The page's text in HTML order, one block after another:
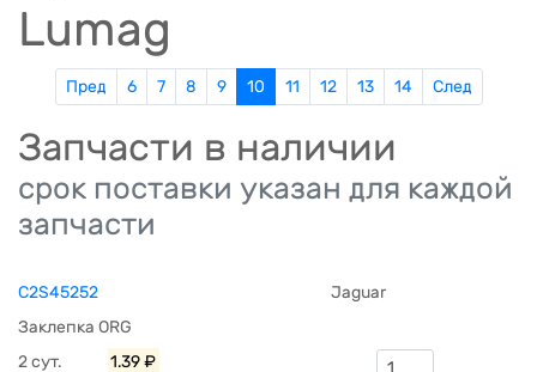
Lumag
Пред 6 7 8 9 10 11 12 13 14 След
Запчасти в наличии
срок поставки указан для каждой
запчасти
C2S45252
Jaguar
Заклепка ORG
2 сут.
1.39 ₽